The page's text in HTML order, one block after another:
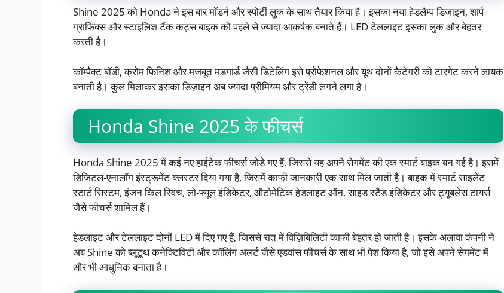
Shine 2025 को Honda ने इस बार मॉडर्न और स्पोर्टी लुक के साथ तैयार किया है। इसका नया हेडलैम्प डिज़ाइन, शार्प
ग्राफिक्स और स्टाइलिश टैंक कट्स बाइक को पहले से ज्यादा आकर्षक बनाते हैं। LED टेललाइट इसका लुक और बेहतर
करती है।
कॉम्पैक्ट बॉडी, क्रोम फिनिश और मजबूत मडगार्ड जैसी डिटेलिंग इसे प्रोफेशनल और यूथ दोनों कैटेगरी को टारगेट करने लायक
बनाती है। कुल मिलाकर इसका डिज़ाइन अब ज्यादा प्रीमियम और ट्रेंडी लगने लगा है।
Honda Shine 2025 के फीचर्स
Honda Shine 2025 में कई नए हाईटेक फीचर्स जोड़े गए हैं, जिससे यह अपने सेगमेंट की एक स्मार्ट बाइक बन गई है। इसमें
डिजिटल-एनालॉग इंस्ट्रूमेंट क्लस्टर दिया गया है, जिसमें काफी जानकारी एक साथ मिल जाती है। बाइक में स्मार्ट साइलेंट
स्टार्ट सिस्टम, इंजन किल स्विच, लो-फ्यूल इंडिकेटर, ऑटोमेटिक हेडलाइट ऑन, साइड स्टैंड इंडिकेटर और ट्यूबलेस टायर्स
जैसे फीचर्स शामिल हैं।
हेडलाइट और टेललाइट दोनों LED में दिए गए हैं, जिससे रात में विज़िबिलिटी काफी बेहतर हो जाती है। इसके अलावा कंपनी ने
अब Shine को ब्लूटूथ कनेक्टिविटी और कॉलिंग अलर्ट जैसे एडवांस फीचर्स के साथ भी पेश किया है, जो इसे अपने सेगमेंट में
और भी आधुनिक बनाता है।